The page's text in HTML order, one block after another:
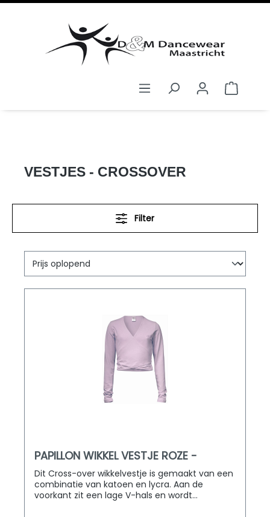
VESTJES - CROSSOVER
VESTJES - CROSSOVER
Filter
PAPILLON WIKKEL VESTJE ROZE -
PK2054
Dit Cross-over wikkelvestje is gemaakt van een
combinatie van katoen en lycra. Aan de
voorkant zit een lage V-hals en wordt